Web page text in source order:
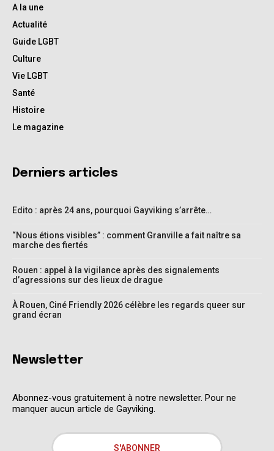
A la une
Actualité
Guide LGBT
Culture
Vie LGBT
Santé
Histoire
Le magazine
Derniers articles
Edito : après 24 ans, pourquoi Gayviking s’arrête…
“Nous étions visibles” : comment Granville a fait naître sa
marche des fiertés
Rouen : appel à la vigilance après des signalements
d’agressions sur des lieux de drague
À Rouen, Ciné Friendly 2026 célèbre les regards queer sur
grand écran
Newsletter
Abonnez-vous gratuitement à notre newsletter. Pour ne
manquer aucun article de Gayviking.
S'ABONNER